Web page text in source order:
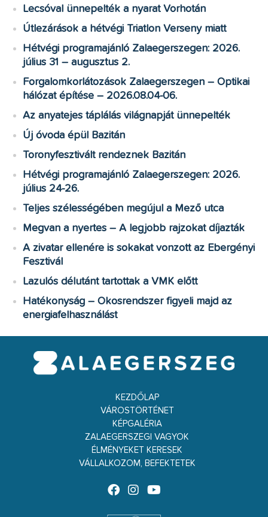
Lecsóval ünnepelték a nyarat Vorhotán
Útlezárások a hétvégi Triatlon Verseny miatt
Hétvégi programajánló Zalaegerszegen: 2026.
július 31 – augusztus 2.
Forgalomkorlátozások Zalaegerszegen – Optikai
hálózat építése – 2026.08.04-06.
Az anyatejes táplálás világnapját ünnepelték
Új óvoda épül Bazitán
Toronyfesztivált rendeznek Bazitán
Hétvégi programajánló Zalaegerszegen: 2026.
július 24-26.
Teljes szélességében megújul a Mező utca
Megvan a nyertes – A legjobb rajzokat díjazták
A zivatar ellenére is sokakat vonzott az Ebergényi
Fesztivál
Lazulós délutánt tartottak a VMK előtt
Hatékonyság – Okosrendszer figyeli majd az
energiafelhasználást
KEZDŐLAP
VÁROSTÖRTÉNET
KÉPGALÉRIA
ZALAEGERSZEGI VAGYOK
ÉLMÉNYEKET KERESEK
VÁLLALKOZOM, BEFEKTETEK